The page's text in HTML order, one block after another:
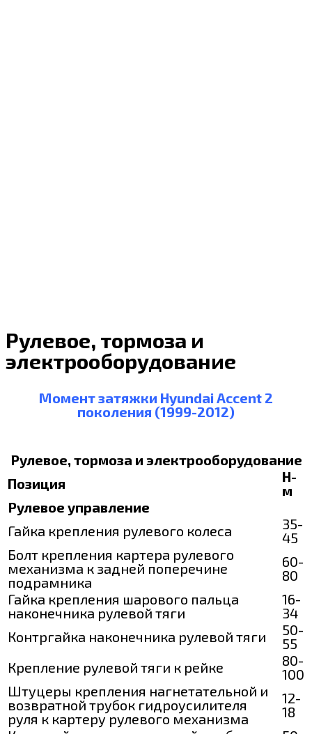
Рулевое, тормоза и
электрооборудование
Момент затяжки Hyundai Accent 2
поколения (1999-2012)
Рулевое, тормоза и электрооборудование
Позиция
Н-
м
Рулевое управление
Гайка крепления рулевого колеса
35-
45
Болт крепления картера рулевого
механизма к задней поперечине
подрамника
60-
80
Гайка крепления шарового пальца
наконечника рулевой тяги
16-
34
Контргайка наконечника рулевой тяги
50-
55
Крепление рулевой тяги к рейке
80-
100
Штуцеры крепления нагнетательной и
возвратной трубок гидроусилителя
руля к картеру рулевого механизма
12-
18